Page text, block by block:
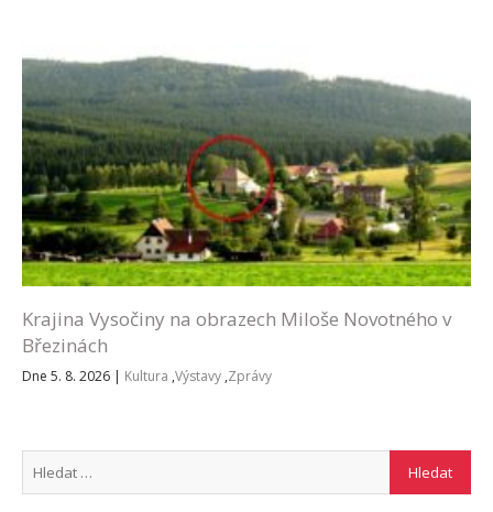
Krajina Vysočiny na obrazech Miloše Novotného v
Březinách
Dne 5. 8. 2026 | Kultura ,Výstavy ,Zprávy